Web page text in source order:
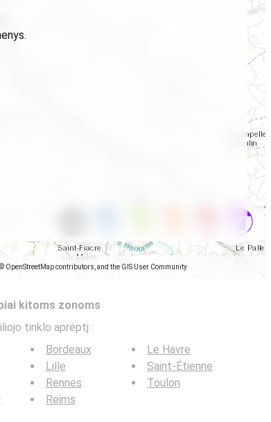
OpenStreetMap contributors, and the GIS User Community
kitoms zonoms
tinklo aprėptį :
Bordeaux
Lille
Rennes
Reims
Le Havre
Saint-Étienne
Toulon